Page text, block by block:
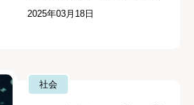
2025年03月18日
社会